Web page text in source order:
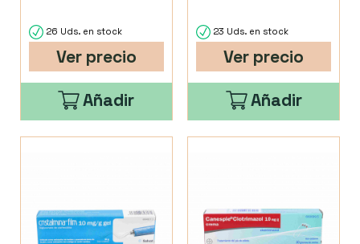
26 Uds. en stock
Ver precio
Añadir
23 Uds. en stock
Ver precio
Añadir